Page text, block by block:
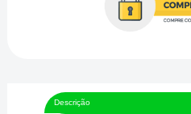
Descrição